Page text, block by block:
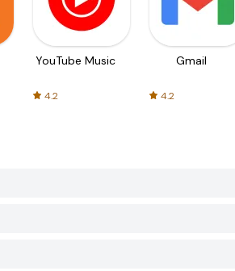
YouTube Music
4.2
Gmail
4.2